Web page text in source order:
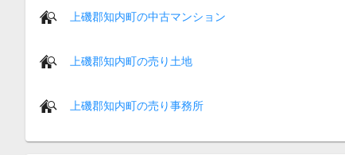
上磯郡知内町の中古マンション
上磯郡知内町の売り土地
上磯郡知内町の売り事務所